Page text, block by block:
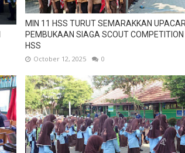
MIN 11 HSS TURUT SEMARAKKAN
PEMBUKAAN SIAGA SCOUT
HSS
October 12, 2025 0